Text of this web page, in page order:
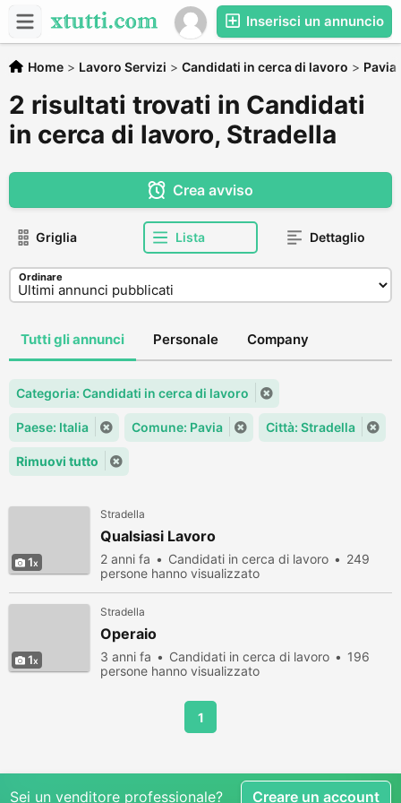
Inserisci un annuncio
Home > Lavoro Servizi > Candidati in cerca di lavoro > Pavia
2 risultati trovati in Candidati
in cerca di lavoro, Stradella
Crea avviso
Griglia Lista Dettaglio
Ordinare
Tutti gli annunci Personale Company
Categoria: Candidati in cerca di lavoro
Paese: Italia Comune: Pavia Città: Stradella
Rimuovi tutto
1
Stradella
Qualsiasi Lavoro
2 anni fa Candidati in cerca di lavoro
249
persone hanno visualizzato
1
Stradella
Operaio
3 anni fa Candidati in cerca di lavoro
196
persone hanno visualizzato
1
Sei un venditore professionale? Creare un account